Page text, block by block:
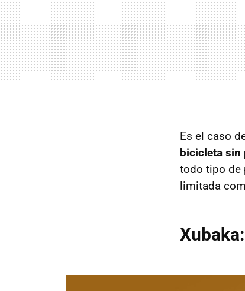
Es el caso
bicicleta sin
todo tipo de
limitada